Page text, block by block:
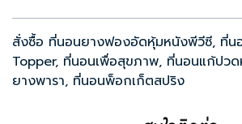
สั่งซื้อ ที่นอนยางฟองอัดหุ้มหนังพีวีซี, ที่น
Topper, ที่นอนเพื่อสุขภาพ, ที่นอนแก้ปว
ยางพารา, ที่นอนพ็อกเก็ตสปริง